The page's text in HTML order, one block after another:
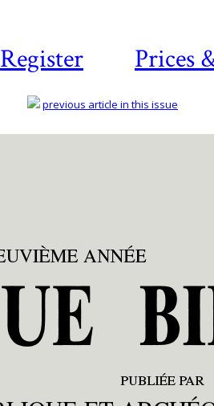
Register Prices
previous article in this issue